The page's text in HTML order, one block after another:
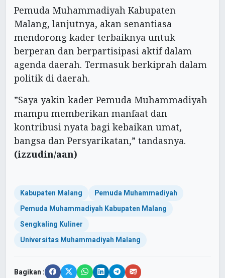
Pemuda Muhammadiyah Kabupaten
Malang, lanjutnya, akan senantiasa
mendorong kader terbaiknya untuk
berperan dan berpartisipasi aktif dalam
agenda daerah. Termasuk berkiprah dalam
politik di daerah.
”Saya yakin kader Pemuda Muhammadiyah
mampu memberikan manfaat dan
kontribusi nyata bagi kebaikan umat,
bangsa dan Persyarikatan,” tandasnya.
(izzudin/aan)
Kabupaten Malang
Pemuda Muhammadiyah
Pemuda Muhammadiyah Kabupaten Malang
Sengkaling Kuliner
Universitas Muhammadiyah Malang
Bagikan :